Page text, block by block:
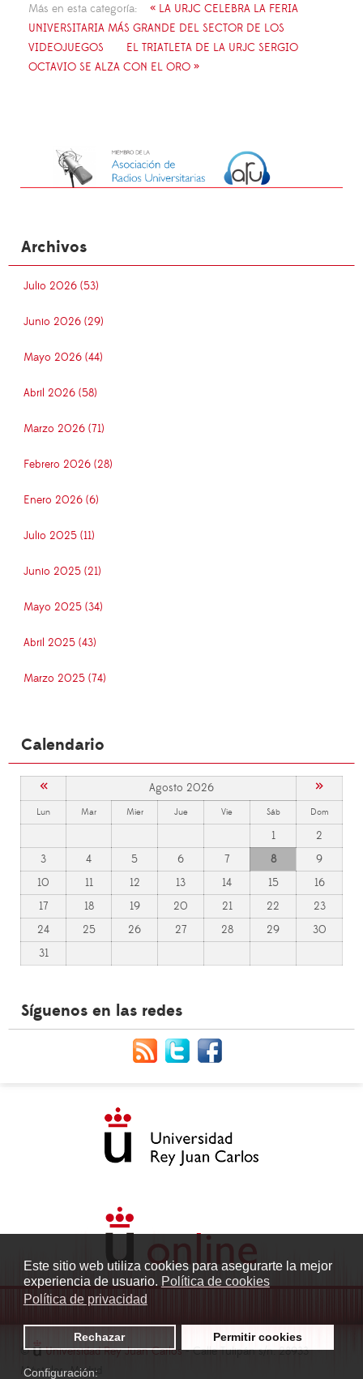
Este sitio web utiliza cookies para asegurarte la mejor
experiencia de usuario. Política de cookies
Política de privacidad
Rechazar Permitir cookies
Configuración:
Más en esta categoría:
« LA URJC CELEBRA LA FERIA
UNIVERSITARIA MÁS GRANDE DEL SECTOR DE LOS
VIDEOJUEGOS
EL TRIATLETA DE LA URJC SERGIO
OCTAVIO SE ALZA CON EL ORO »
Archivos
Julio 2026 (53)
Junio 2026 (29)
Mayo 2026 (44)
Abril 2026 (58)
Marzo 2026 (71)
Febrero 2026 (28)
Enero 2026 (6)
Julio 2025 (11)
Junio 2025 (21)
Mayo 2025 (34)
Abril 2025 (43)
Marzo 2025 (74)
Calendario
« Agosto 2026 »
Lun Mar Mier Jue Vie Sáb Dom
1
2
3
4 5 6 7 8
9
10
11 12 13 14 15
16
17
18 19 20 21 22
23
24
25 26 27 28 29
30
31
Síguenos en las redes
© Universidad Rey Juan Carlos- Calle Tulipán s/n. 28933
Móstoles. Madrid